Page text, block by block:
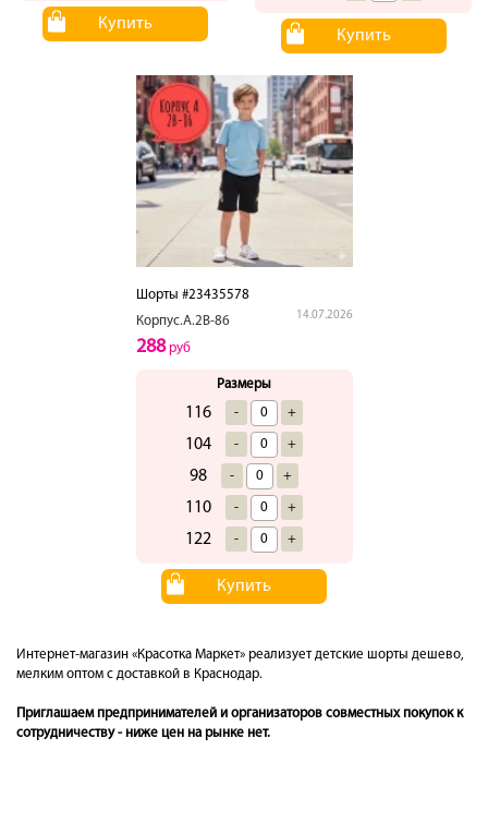
Купить
Купить
Шорты #23435578
Корпус.А.2В-86
14.07.2026
288руб
Размеры
116 - +
104 - +
98 - +
110 - +
122 - +
Купить
Интернет-магазин «Красотка Маркет» реализует детские шорты дешево,
мелким оптом с доставкой в Краснодар.
Приглашаем предпринимателей и организаторов совместных покупок к
сотрудничеству - ниже цен на рынке нет.